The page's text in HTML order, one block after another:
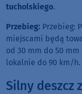
tucholskiego.
Przebieg: Przebieg:
miejscami będą
od 30 mm do 50
lokalnie do 90 km/h.
Silny deszcz